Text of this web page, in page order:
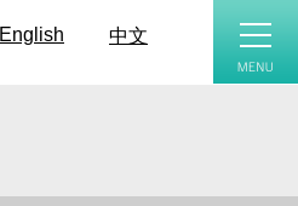
中文
English